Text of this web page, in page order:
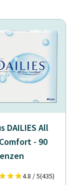
DAILIES All
- 90
4.8 / 5(435)